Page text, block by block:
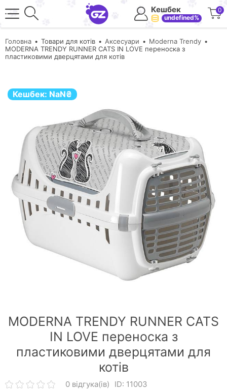
Кешбек
undefined%
0
Головна Товари для котів Аксесуари
Moderna Trendy
MODERNA TRENDY RUNNER CATS IN LOVE переноска з
пластиковими дверцятами для котів
Кешбек: NaN₴
MODERNA TRENDY RUNNER CATS
IN LOVE переноска з
пластиковими дверцятами для
котів
0 відгука(ів) ID: 11003